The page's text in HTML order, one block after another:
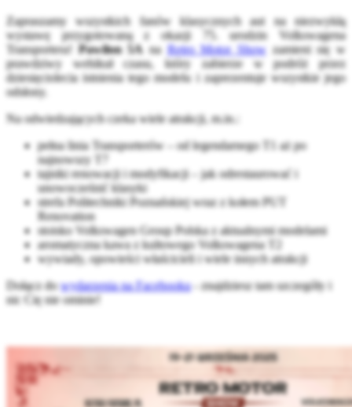
Zapraszamy wszystkich fanów klasycznych aut na niezwykłą
wystawę przygotowaną z okazji 75. urodzin Volkswagena
Transportera! Pawilon 5Ana Retro Motor Show zamieni się w
prawdziwy wehikuł czasu, który zabierze w podróż przez
dziesięciolecia istnienia tego modelu i zaprezentuje wszystkie jego
odsłony.
Na odwiedzających czeka wiele atrakcji, m.in.:
pełna linia Transporterów – od legendarnego T1 aż po
najnowszy T7
tajniki renowacji i modyfikacji – jak odrestaurować i
unowocześnić klasyki
strefa Politechniki Poznańskiej wraz z kołem PUT
Renovation
stoisko Volkswagen Group Polska z aktualnymi modelami
aromatyczna kawa z kultowego Volkswagena T2
wywiady, opowieści właścicieli i wiele innych atrakcji
Dołącz dowydarzenia na Facebooku- znajdziesz tam szczegóły i
nic Cię nie ominie!